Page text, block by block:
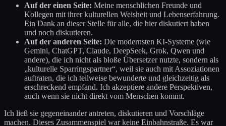
Auf der einen Seite: Meine menschlichen Freunde und
Kollegen mit ihrer kulturellen Weisheit und Lebenserfahrung.
Ein Dank an dieser Stelle für alle, die hier diskutiert haben
und noch diskutieren.
Auf der anderen Seite: Die modernsten KI-Systeme (wie
Gemini, ChatGPT, Claude, DeepSeek, Grok, Qwen und
andere), die ich nicht als bloße Übersetzer nutzte, sondern als
„kulturelle Sparringspartner“, weil sie auch mit Assoziationen
auftraten, die ich teilweise bewunderte und gleichzeitig als
erschreckend empfand. Ich akzeptiere andere Perspektiven,
auch wenn sie nicht direkt vom Menschen kommt.
Ich ließ sie gegeneinander antreten, diskutieren und Vorschläge
machen. Dieses Zusammenspiel war keine Einbahnstraße. Es war